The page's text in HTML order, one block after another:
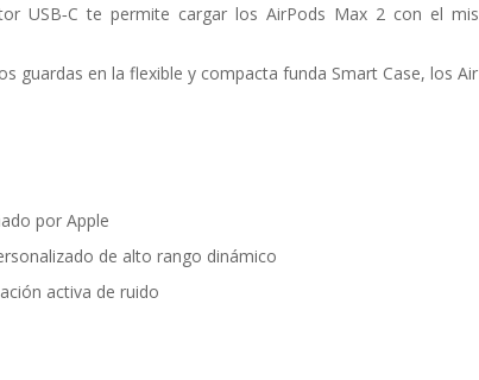
USB‑C te permite cargar los AirPods Max 2 con el
guardas en la flexible y compacta funda Smart Case, los
por Apple
de alto rango dinámico
activa de ruido